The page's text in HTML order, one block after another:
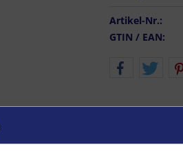
Artikel-Nr.:
GTIN / EAN: